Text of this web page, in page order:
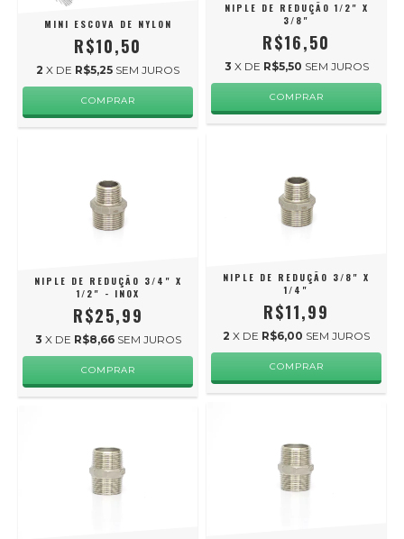
MINI ESCOVA DE NYLON
R$10,50
2 X DE R$5,25 SEM JUROS
NIPLE DE REDUÇÃO 1/2" X
3/8"
R$16,50
3 X DE R$5,50 SEM JUROS
NIPLE DE REDUÇÃO 3/4" X
1/2" - INOX
R$25,99
3 X DE R$8,66 SEM JUROS
NIPLE DE REDUÇÃO 3/8" X
1/4"
R$11,99
2 X DE R$6,00 SEM JUROS